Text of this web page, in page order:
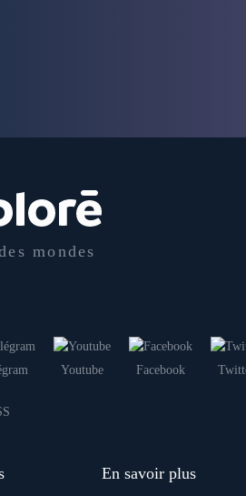
mondes
Youtube Facebook
En savoir plus